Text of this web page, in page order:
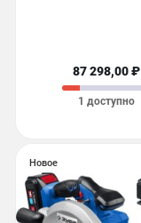
87 298,00 ₽
1 доступно
Новое